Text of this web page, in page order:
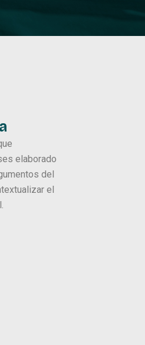
elaborado
del
el